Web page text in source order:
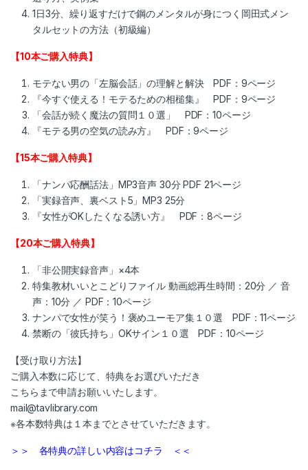
1日3分、繰り返すだけで鋼のメンタルが身につく岡田式メン
タルセットの方法（初級編）
【10本ご購入特典】
モテない男の「左脳会話」の理解と解決 PDF：9ページ
『今すぐ使える！モテるための相槌集』 PDF：9ページ
「会話が続く魔法の質問１０選」 PDF：10ページ
『モテる男の空気の読み方』 PDF：9ページ
【15本ご購入特典】
「ナンパ応酬話法」MP3音声 30分 PDF 21ページ
「実録音声、裏ベスト5」MP3 25分
『女性がOKしたくなる誘い方』 PDF：8ページ
【20本ご購入特典】
「非公開実録音声」×4本
特集教材いいとこどりファイル 動画総再生時間：20分 ／ 音
声：10分 ／ PDF：10ページ
ナンパで女性が笑う！褒めユーモア集１０選 PDF：11ページ
禁断の「彼氏持ち」OKサイン１０選 PDF：10ページ
【受け取り方法】
ご購入本数に応じて、特典をお選びいただき
こちらまで申請お願いいたします。
mail@tavlibrary.com
※各本数特典は１本までとさせていただきます。
＞＞ 各特典の詳しい内容はコチラ ＜＜